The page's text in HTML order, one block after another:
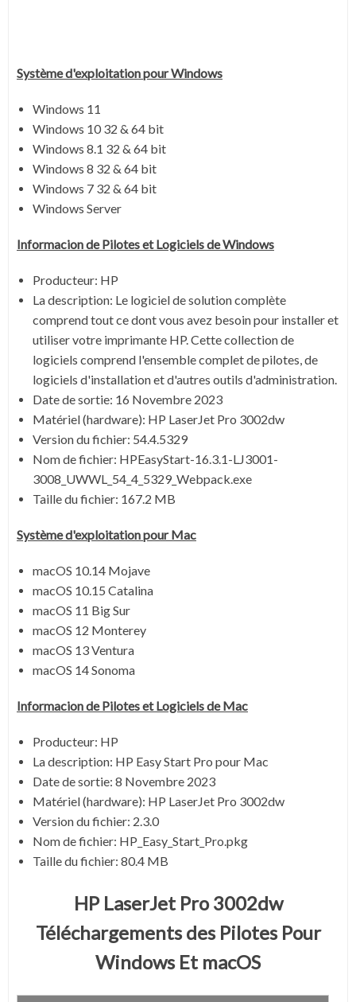
Systèmed'exploitation pour Windows
Windows 11
Windows 10 32 & 64 bit
Windows 8.1 32 & 64 bit
Windows 8 32 & 64 bit
Windows 7 32 & 64 bit
Windows Server
Informacion de Pilotes et Logiciels de Windows
Producteur: HP
La description: Le logiciel de solution complète
comprend tout ce dont vous avez besoin pour installer et
utiliser votre imprimante HP. Cette collection de
logiciels comprend l'ensemble complet de pilotes, de
logiciels d'installation et d'autres outils d'administration.
Date de sortie: 16 Novembre 2023
Matériel (hardware): HP LaserJet Pro 3002dw
Version du fichier: 54.4.5329
Nom de fichier: HPEasyStart-16.3.1-LJ3001-
3008_UWWL_54_4_5329_Webpack.exe
Taille du fichier: 167.2 MB
Systèmed'exploitation pourMac
macOS 10.14 Mojave
macOS 10.15 Catalina
macOS 11 Big Sur
macOS 12 Monterey
macOS 13 Ventura
macOS 14 Sonoma
Informacion de Pilotes et Logiciels deMac
Producteur: HP
La description: HP Easy Start Pro pour Mac
Date de sortie: 8 Novembre 2023
Matériel (hardware): HP LaserJet Pro 3002dw
Version du fichier: 2.3.0
Nom de fichier: HP_Easy_Start_Pro.pkg
Taille du fichier: 80.4 MB
HP LaserJet Pro 3002dw
Téléchargements des Pilotes Pour
Windows Et macOS